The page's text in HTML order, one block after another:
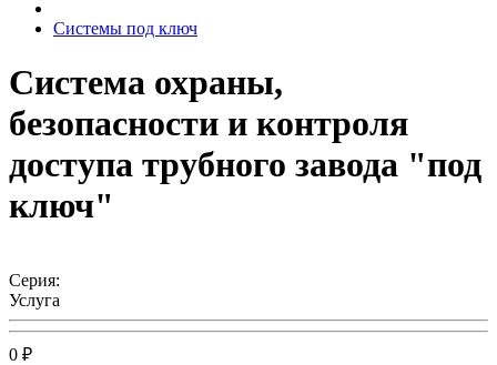
Системы под ключ
Система охраны,
безопасности и контроля
доступа трубного завода "под
ключ"
Серия:
Услуга
0 ₽